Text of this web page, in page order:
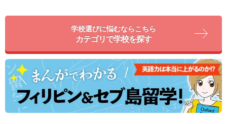
学校選びに悩むならこちら
カテゴリで学校を探す